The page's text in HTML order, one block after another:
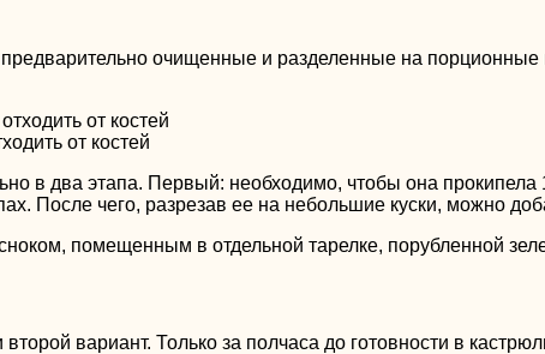
предварительно очищенные и разделенные на
от костей
в два этапа. Первый: необходимо, чтобы она
После чего, разрезав ее на небольшие куски, можно
помещенным в отдельной тарелке, порубленной
второй вариант. Только за полчаса до готовности в